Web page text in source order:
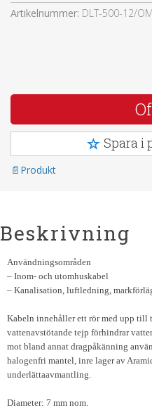
Artikelnummer: DLT-500-12/
Spara i
Produkt
Beskrivning
Användningsområden
– Inom- och utomhuskabel
– Kanalisation, luftledning,
Kabeln innehåller ett rör med upp till
vattenavstötande tejp förhindrar
mot bland annat dragpåkänning
halogenfri mantel, inre lager av
underlättaavmantling.
Diameter: 7 mm nom.